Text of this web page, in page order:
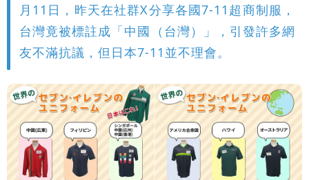
月11日，昨天在社群X分享各國7-11超商制服，
台灣竟被標註成「中國（台灣）」，引發許多網
友不滿抗議，但日本7-11並不理會。